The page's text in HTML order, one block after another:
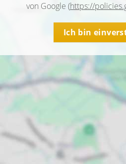
von Google (https://
Ich bin